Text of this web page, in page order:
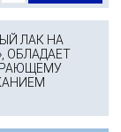
ЛАК НА
ОБЛАДАЕТ